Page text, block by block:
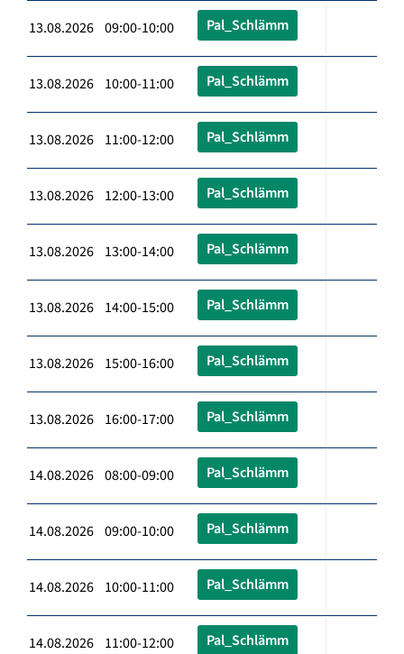
13.08.2026 09:00-10:00 Pal_Schlämm
13.08.2026 10:00-11:00 Pal_Schlämm
13.08.2026 11:00-12:00 Pal_Schlämm
13.08.2026 12:00-13:00 Pal_Schlämm
13.08.2026 13:00-14:00 Pal_Schlämm
13.08.2026 14:00-15:00 Pal_Schlämm
13.08.2026 15:00-16:00 Pal_Schlämm
13.08.2026 16:00-17:00 Pal_Schlämm
14.08.2026 08:00-09:00 Pal_Schlämm
14.08.2026 09:00-10:00 Pal_Schlämm
14.08.2026 10:00-11:00 Pal_Schlämm
14.08.2026 11:00-12:00 Pal_Schlämm